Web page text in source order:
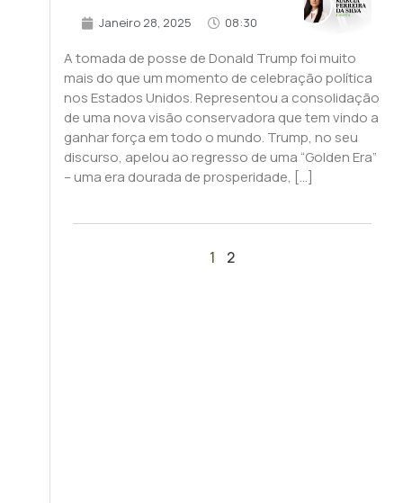
Janeiro 28, 2025 08:30
A tomada de posse de Donald Trump foi muito
mais do que um momento de celebração política
nos Estados Unidos. Representou a consolidação
de uma nova visão conservadora que tem vindo a
ganhar força em todo o mundo. Trump, no seu
discurso, apelou ao regresso de uma “Golden Era”
– uma era dourada de prosperidade, […]
1 2